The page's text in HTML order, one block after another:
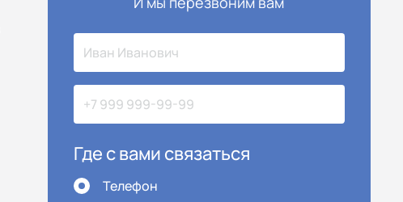
Где с вами связаться
Телефон